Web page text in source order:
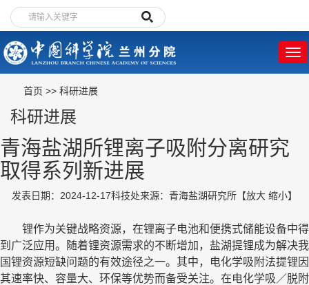
首页 >> 科研进展
科研进展
青海盐湖所锂离子吸附分离研究
取得系列新进展
发表日期：2024-12-17科技处来源：青海盐湖研究所 【放大 缩小】
锂作为关键战略资源，在锂离子电池和便携式储能设备中得
到广泛应用。随着锂资源需求的不断增加，盐湖提锂成为解决我
国锂资源短缺问题的有效途径之一。其中，电化学吸附法提锂因
其速率快、容量大、环保等优势而备受关注。在电化学吸／脱附